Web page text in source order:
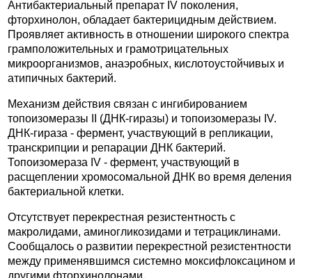
Антибактериальный препарат IV поколения,
фторхинолон, обладает бактерицидным действием.
Проявляет активность в отношении широкого спектра
грамположительных и грамотрицательных
микроорганизмов, анаэробных, кислотоустойчивых и
атипичных бактерий.
Механизм действия связан с ингибированием
топоизомеразы II (ДНК-гиразы) и топоизомеразы IV.
ДНК-гираза - фермент, участвующий в репликации,
транскрипции и репарации ДНК бактерий.
Топоизомераза IV - фермент, участвующий в
расщеплении хромосомальной ДНК во время деления
бактериальной клетки.
Отсутствует перекрестная резистентность с
макролидами, аминогликозидами и тетрациклинами.
Сообщалось о развитии перекрестной резистентности
между применявшимся системно моксифлоксацином и
другими фторхинолонами.